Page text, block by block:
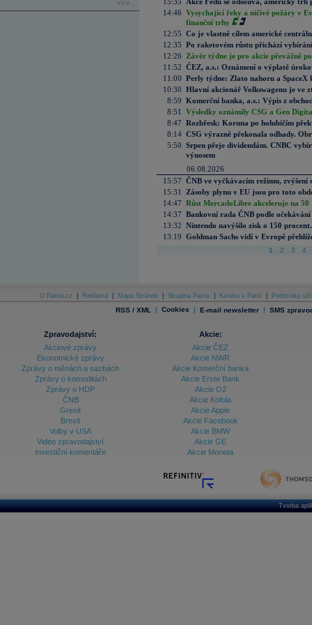
více...
14:46 Vysychající řeky a ničivé požáry v
finanční trhy
12:55 Co je vlastně cílem americké
12:35 Po raketovém růstu přichází
12:26
Závěr týdne je pro akcie převážně
11:52 ČEZ, a.s.: Oznámení o výplatě
11:00 Perly týdne: Zlato nahoru a SpaceX
10:30 Hlavní akcionář Volkswagenu je ve
8:59 Komerční banka, a.s.: Výpis z
8:51
Výsledky oznámily CSG a Gen
8:47 Rozbřesk: Koruna po holubičím
8:14 CSG výrazně překonala odhady.
5:50 Srpen přeje dividendám. CNBC
výnosem
06.08.2026
15:57 ČNB ve vyčkávacím režimu, zvýšení
15:31
Zásoby plynu v EU jsou pro toto
14:47 Růst MercadoLibre akceleruje na
14:37 Bankovní rada ČNB podle
13:32 Nintendo navýšilo zisk o 150
13:19 Goldman Sachs vidí v Evropě
1 2 3 4
O Patria.cz Reklama Mapa Stránek Skupina Patria Kariéra v Patrii Podmínky
RSS / XML | Cookies | E-mail newsletter | SMS
Zpravodajství:
Akciové zprávy
Ekonomické zprávy
Zprávy o měnách a sazbách
Zprávy o komoditách
Zprávy o HDP
ČNB
Grexit
Brexit
Volby v USA
Video zpravodajství
Investiční komentáře
Akcie:
Akcie ČEZ
Akcie NWR
Akcie Komerční banka
Akcie Erste Bank
Akcie O2
Akcie Kofola
Akcie Apple
Akcie Facebook
Akcie BMW
Akcie GE
Akcie Moneta
Tvorba